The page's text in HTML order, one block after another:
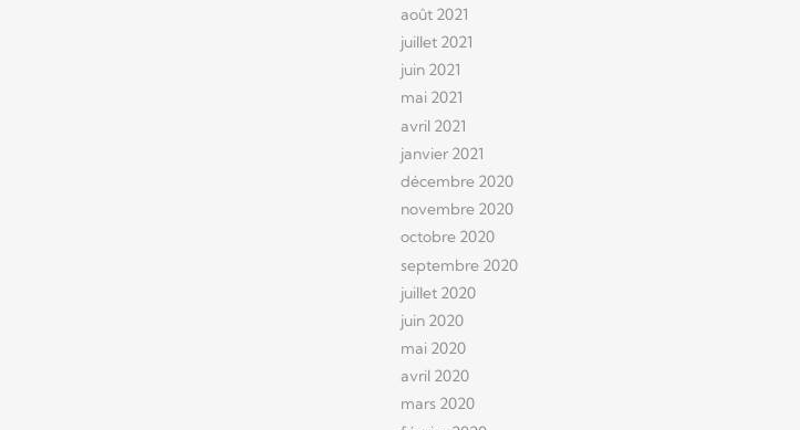
août 2021
juillet 2021
juin 2021
mai 2021
avril 2021
janvier 2021
décembre 2020
novembre 2020
octobre 2020
septembre 2020
juillet 2020
juin 2020
mai 2020
avril 2020
mars 2020